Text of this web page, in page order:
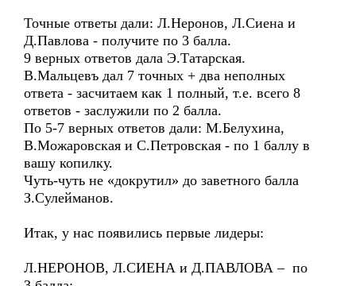
Точные ответы дали: Л.Неронов, Л.Сиена и
Д.Павлова - получите по 3 балла.
9 верных ответов дала Э.Татарская.
В.Мальцевъ дал 7 точных + два неполных
ответа - засчитаем как 1 полный, т.е. всего 8
ответов - заслужили по 2 балла.
По 5-7 верных ответов дали: М.Белухина,
В.Можаровская и С.Петровская - по 1 баллу в
вашу копилку.
Чуть-чуть не «докрутил» до заветного балла
З.Сулейманов.
Итак, у нас появились первые лидеры:
Л.НЕРОНОВ, Л.СИЕНА и Д.ПАВЛОВА – по